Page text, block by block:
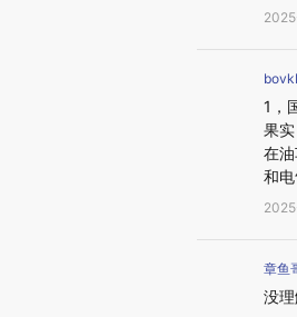
bovkI
1，
果
在
和电
章鱼
没